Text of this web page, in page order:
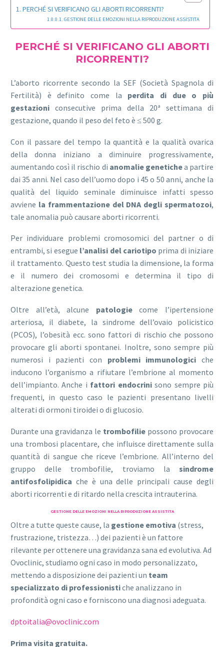
PERCHÉ SI VERIFICANO GLI ABORTI RICORRENTI?
GESTIONE DELLE EMOZIONI NELLA RIPRODUZIONE ASSISTITA
PERCHÉ SI VERIFICANO GLI ABORTI
RICORRENTI?
L’aborto ricorrente secondo la SEF (Società Spagnola di
Fertilità) è definito come la perdita di due o più
gestazioni consecutive prima della 20ª settimana di
gestazione, quando il peso del feto è ≤ 500 g.
Con il passare del tempo la quantità e la qualità ovarica
della donna iniziano a diminuire progressivamente,
aumentando così il rischio di anomalie genetichea partire
dai 35 anni. Nel caso dell’uomo dopo i 45 o 50 anni, anche la
qualità del liquido seminale diminuisce infatti spesso
avviene la frammentazione del DNA degli spermatozoi,
tale anomalia può causare aborti ricorrenti.
Per individuare problemi cromosomici del partner o di
entrambi, si esegue l’analisi del cariotipo prima di iniziare
il trattamento. Questo test studia la dimensione, la forma
e il numero dei cromosomi e determina il tipo di
alterazione genetica.
Oltre all’età, alcune patologiecome l’ipertensione
arteriosa, il diabete, la sindrome dell’ovaio policistico
(PCOS), l’obesità ecc. sono fattori di rischio che possono
provocare gli aborti spontanei. Inoltre, sono sempre più
numerosi i pazienti con problemi immunologici che
inducono l’organismo a rifiutare l’embrione al momento
dell’impianto. Anche i fattori endocrinisono sempre più
frequenti, in questo caso le pazienti presentano livelli
alterati di ormoni tiroidei o di glucosio.
Durante una gravidanza le trombofilie possono provocare
una trombosi placentare, che influisce direttamente sulla
quantità di sangue che riceve l’embrione. All’interno del
gruppo delle trombofilie, troviamo la sindrome
antifosfolipidica che è una delle principali cause degli
aborti ricorrenti e di ritardo nella crescita intrauterina.
GESTIONE DELLE EMOZIONI NELLA RIPRODUZIONE ASSISTITA
Oltre a tutte queste cause, la gestione emotiva (stress,
frustrazione, tristezza…) dei pazienti è un fattore
rilevante per ottenere una gravidanza sana ed evolutiva. Ad
Ovoclinic, studiamo ogni caso in modo personalizzato,
mettendo a disposizione dei pazienti un team
specializzato di professionistiche analizzano in
profondità ogni caso e forniscono una diagnosi adeguata.
dptoitalia@ovoclinic.com
Prima visita gratuita.